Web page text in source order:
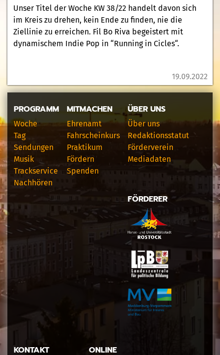
Unser Titel der Woche KW 38/22 handelt davon sich
im Kreis zu drehen, kein Ende zu finden, nie die
Ziellinie zu erreichen. Fil Bo Riva begeistert mit
dynamischem Indie Pop in “Running in Cicles“.
19.09.2022
PROGRAMM
Woche
Tag
Sendungen
Musik
Trackservice
Nachhören
MITMACHEN
Ehrenamt
Fahrscheinkurs
Praktikum
Fördern
Spenden
ÜBER UNS
Über uns
Redaktionsstatut
Förderverein
Mediadaten
FÖRDERER
KONTAKT ONLINE